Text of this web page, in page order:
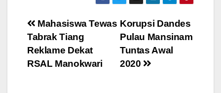
Post
navigation
Korupsi Dandes
Pulau Mansinam
Tuntas Awal
2020
Mahasiswa Tewas
Tabrak Tiang
Reklame Dekat
RSAL Manokwari